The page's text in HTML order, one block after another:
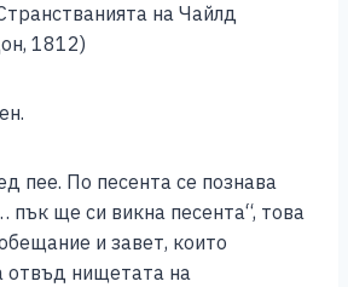
на Чайлд
1812)
пее. По песента се познава
пък ще си викна песента“, това
и завет, които
отвъд нищетата на